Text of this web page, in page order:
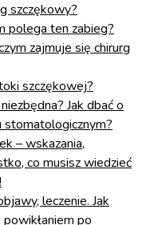
szczękowy?
polega ten zabieg?
zajmuje się chirurg
szczękowej?
Jak dbać o
stomatologicznym?
– wskazania,
co musisz wiedzieć
leczenie. Jak
po